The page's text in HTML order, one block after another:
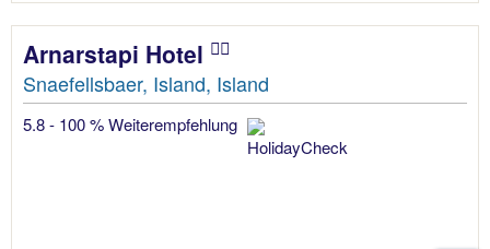
Arnarstapi Hotel
Snaefellsbaer, Island, Island
5.8 - 100 % Weiterempfehlung